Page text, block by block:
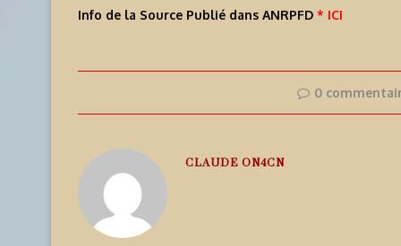
Info de la Source Publié dans ANRPFD * ICI
0
CLAUDE ON4CN